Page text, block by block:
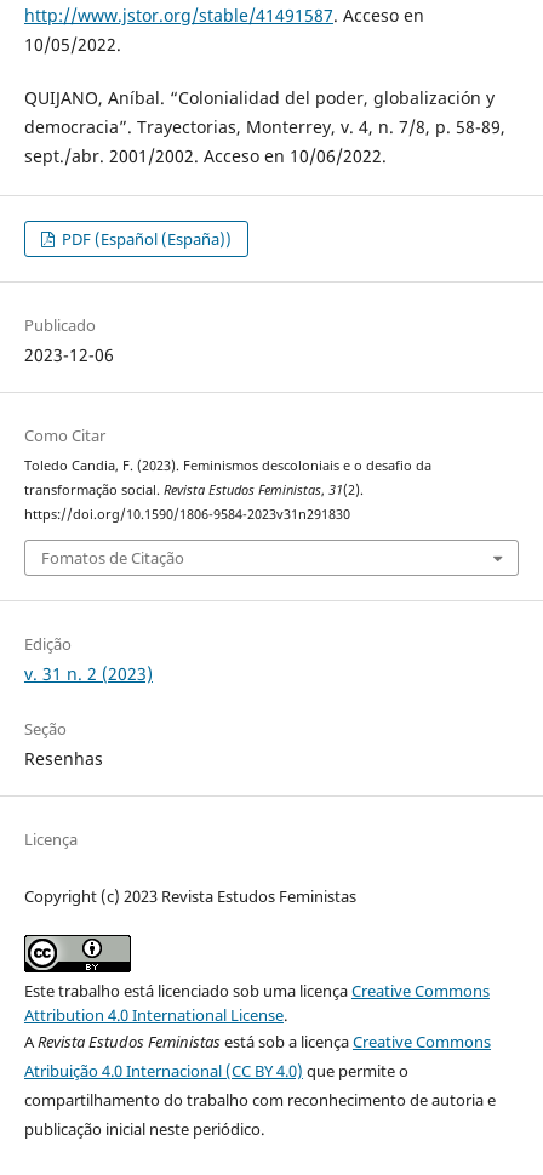
http://www.jstor.org/stable/41491587. Acceso en
10/05/2022.
QUIJANO, Aníbal. “Colonialidad del poder, globalización y
democracia”. Trayectorias, Monterrey, v. 4, n. 7/8, p. 58-89,
sept./abr. 2001/2002. Acceso en 10/06/2022.
PDF (Español (España))
Publicado
2023-12-06
Como Citar
Toledo Candia, F. (2023). Feminismos descoloniais e o desafio da
transformação social. Revista Estudos Feministas, 31(2).
https://doi.org/10.1590/1806-9584-2023v31n291830
Fomatos de Citação
Edição
v. 31 n. 2 (2023)
Seção
Resenhas
Licença
Copyright (c) 2023 Revista Estudos Feministas
Este trabalho está licenciado sob uma licençaCreative Commons
Attribution 4.0 International License.
ARevista Estudos Feministasestá sob a licençaCreative Commons
Atribuição 4.0 Internacional (CC BY 4.0) que permite o
compartilhamento do trabalho com reconhecimento de autoria e
publicação inicial neste periódico.